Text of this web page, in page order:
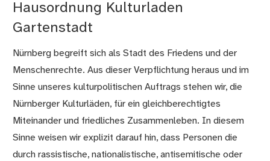
Hausordnung Kulturladen
Gartenstadt
Nürnberg begreift sich als Stadt des Friedens und der
Menschenrechte. Aus dieser Verpflichtung heraus und im
Sinne unseres kulturpolitischen Auftrags stehen wir, die
Nürnberger Kulturläden, für ein gleichberechtigtes
Miteinander und friedliches Zusammenleben. In diesem
Sinne weisen wir explizit darauf hin, dass Personen die
durch rassistische, nationalistische, antisemitische oder